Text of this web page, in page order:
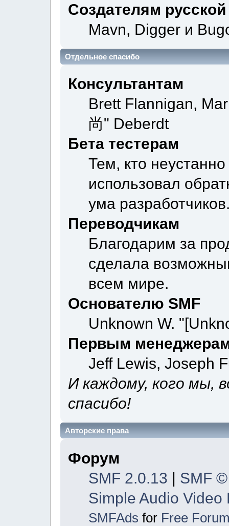
Создателям
Mavn, Digger и
Отдельное спасибо
Консультантам
Brett Flannigan,
尚" Deberdt
Бета тестерам
Тем, кто
использовал
ума
Переводчикам
Благодарим за
сделала
всем мире.
Основателю SMF
Unknown W.
Первым
Jeff Lewis, Joseph
И каждому, кого мы,
спасибо!
Авторские права
Форум
SMF 2.0.13 | SMF
Simple Audio Video
SMFAds for Free